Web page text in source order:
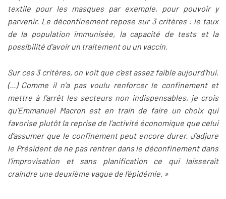
textile pour les masques par exemple, pour pouvoir y
parvenir. Le déconfinement repose sur 3 critères : le taux
de la population immunisée, la capacité de tests et la
possibilité d’avoir un traitement ou un vaccin.
Sur ces 3 critères, on voit que c’est assez faible aujourd’hui.
(...) Comme il n’a pas voulu renforcer le confinement et
mettre à l’arrêt les secteurs non indispensables, je crois
qu’Emmanuel Macron est en train de faire un choix qui
favorise plutôt la reprise de l’activité économique que celui
d’assumer que le confinement peut encore durer. J’adjure
le Président de ne pas rentrer dans le déconfinement dans
l’improvisation et sans planification ce qui laisserait
craindre une deuxième vague de l’épidémie. »